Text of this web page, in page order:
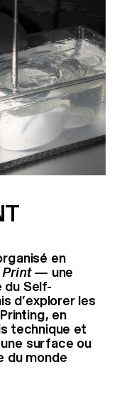
en
— une
du Self-
d’explorer les
en
technique et
surface ou
du monde